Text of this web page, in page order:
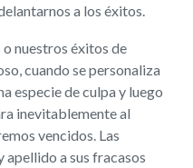
a los éxitos.
nuestros éxitos de
cuando se personaliza
especie de culpa y luego
inevitablemente al
vencidos. Las
apellido a sus fracasos